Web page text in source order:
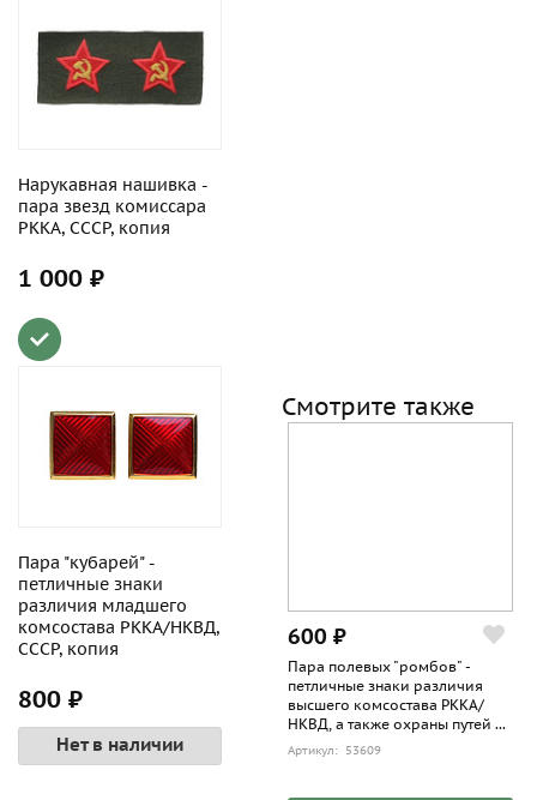
Нарукавная нашивка -
пара звезд комиссара
РККА, СССР, копия
1 000 ₽
Пара "кубарей" -
петличные знаки
различия младшего
комсостава РККА/НКВД,
СССР, копия
800 ₽
Нет в наличии
Смотрите также
600 ₽
Пара полевых "ромбов" -
петличные знаки различия
высшего комсостава РККА/
НКВД, а также охраны путей ...
Артикул: 53609